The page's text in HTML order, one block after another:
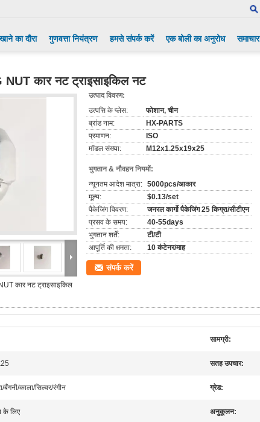
का दौरा गुणवत्ता नियंत्रण हमसे संपर्क करें एक बोली का अनुरोध समाचार
कार नट ट्राइसाइकिल नट
कार नट ट्राइसाइकिल
उत्पाद विवरण:
उत्पत्ति के प्लेस:
फोशान, चीन
ब्रांड नाम:
HX-PARTS
प्रमाणन:
ISO
मॉडल संख्या:
M12x1.25x19x25
भुगतान & नौवहन नियमों:
न्यूनतम आदेश मात्रा: 5000pcs/आकार
मूल्य:
$0.13/set
पैकेजिंग विवरण:
जनरल कार्गो पैकेजिंग 25 किग्रा/सीटीएन
प्रसव के समय:
40-55days
भुगतान शर्तें:
टी/टी
आपूर्ति की क्षमता:
10 कंटेनर/माह
संपर्क करें
सामग्री:
सतह उपचार:
बैंगनी/काला/सिल्वर/रंगीन ग्रेड:
के लिए अनुकूलन: